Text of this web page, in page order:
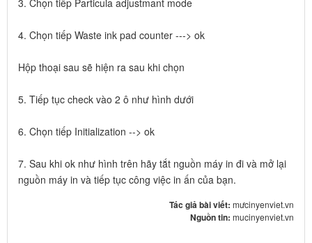
3. Chọn tiếp Particula adjustmant mode
4. Chọn tiếp Waste ink pad counter ---> ok
Hộp thoại sau sẽ hiện ra sau khi chọn
5. Tiếp tục check vào 2 ô như hình dưới
6. Chọn tiếp Initialization --> ok
7. Sau khi ok như hình trên hãy tắt nguồn máy in đi và mở lại
nguồn máy in và tiếp tục công việc in ấn của bạn.
Tác giả bài viết: mưcinyenviet.vn
Nguồn tin: mucinyenviet.vn